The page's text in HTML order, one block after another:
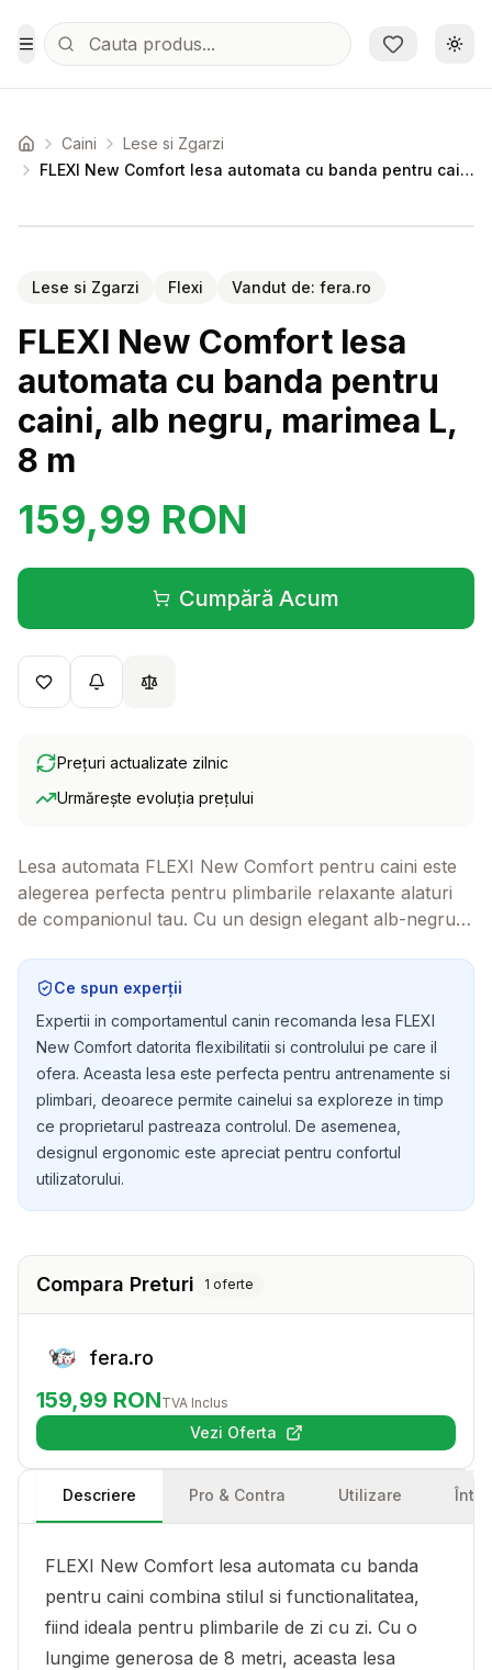
Sari la conținutul principal
Toggle Menu
Acasa Caini
Lese si Zgarzi
FLEXI New Comfort lesa automata cu banda pentru caini, alb negru, marimea L, 8 m
Lese si Zgarzi Flexi Vandut de: fera.ro
FLEXI New Comfort lesa
automata cu banda pentru
caini, alb negru, marimea L,
8 m
159,99 RON
Cumpără Acum
(se deschide într-o filă
Prețuri actualizate zilnic
Urmărește evoluția prețului
Lesa automata FLEXI New Comfort pentru caini este
alegerea perfecta pentru plimbarile relaxante alaturi
de companionul tau. Cu un design elegant alb-negru si
pentru tine, cat si pentru patrupedul tau.
Ce spun experții
Expertii in comportamentul canin recomanda lesa FLEXI
New Comfort datorita flexibilitatii si controlului pe care il
ofera. Aceasta lesa este perfecta pentru antrenamente si
plimbari, deoarece permite cainelui sa exploreze in timp
ce proprietarul pastreaza controlul. De asemenea,
designul ergonomic este apreciat pentru confortul
utilizatorului.
Compara Preturi 1 oferte
fera.ro
159,99 RONTVA Inclus
Vezi Oferta(se deschide într-o filă nouă)
Descriere Pro & Contra Utilizare
FLEXI New Comfort lesa automata cu banda
pentru caini combina stilul si functionalitatea,
fiind ideala pentru plimbarile de zi cu zi. Cu o
lungime generosa de 8 metri, aceasta lesa